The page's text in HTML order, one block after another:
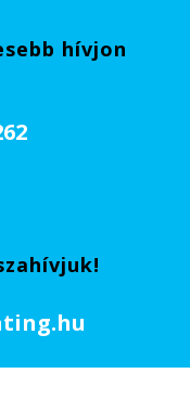
hívjon